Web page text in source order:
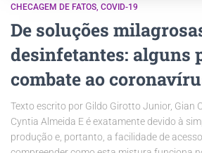
CHECAGEM DE FATOS COVID-19
De soluções
desinfetantes: alguns
combate ao
Texto escrito por Gildo Girotto Junior, Gian
Cyntia Almeida E é exatamente devido à
produção e, portanto, a facilidade de